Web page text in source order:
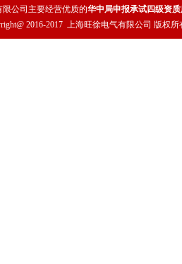
公司主要经营优质的华中局申报承试四级资
2016-2017 上海旺徐电气有限公司 版权